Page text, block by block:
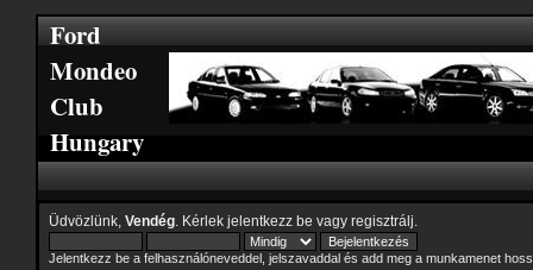
Ford
Mondeo
Club
Hungary
Üdvözlünk, Vendég . Kérlek jelentkezz be vagy regisztrálj
Jelentkezz be a felhasználóneveddel, jelszavaddal és add meg a munkamenet